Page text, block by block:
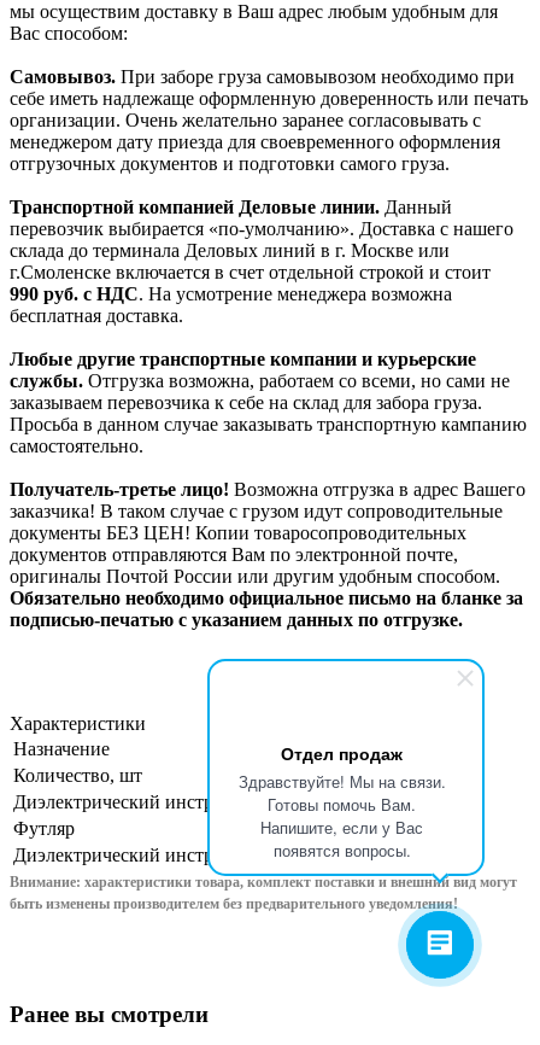
Отдел продаж
Здравствуйте! Мы на связи.
Готовы помочь Вам.
Напишите, если у Вас
появятся вопросы.
мы осуществим доставку в Ваш адрес любым удобным для
Вас способом:
Самовывоз. При заборе груза самовывозом необходимо при
себе иметь надлежаще оформленную доверенность или печать
организации. Очень желательно заранее согласовывать с
менеджером дату приезда для своевременного оформления
отгрузочных документов и подготовки самого груза.
Транспортной компанией Деловые линии. Данный
перевозчик выбирается «по-умолчанию». Доставка с нашего
склада до терминала Деловых линий в г. Москве или
г.Смоленске включается в счет отдельной строкой и стоит
990 руб. с НДС. На усмотрение менеджера возможна
бесплатная доставка.
Любые другие транспортные компании и курьерские
службы. Отгрузка возможна, работаем со всеми, но сами не
заказываем перевозчика к себе на склад для забора груза.
Просьба в данном случае заказывать транспортную кампанию
самостоятельно.
Получатель-третье лицо! Возможна отгрузка в адрес Вашего
заказчика! В таком случае с грузом идут сопроводительные
документы БЕЗ ЦЕН! Копии товаросопроводительных
документов отправляются Вам по электронной почте,
оригиналы Почтой России или другим удобным способом.
Обязательно необходимо официальное письмо на бланке за
подписью-печатью с указанием данных по отгрузке.
Характеристики
Назначение
электромонтажный
Количество, шт
26
Диэлектрический инструмент
да
Футляр
сумка
Диэлектрический инструмент
да
Внимание: характеристики товара, комплект поставки и внешний вид могут
быть изменены производителем без предварительного уведомления!
Ранее вы смотрели